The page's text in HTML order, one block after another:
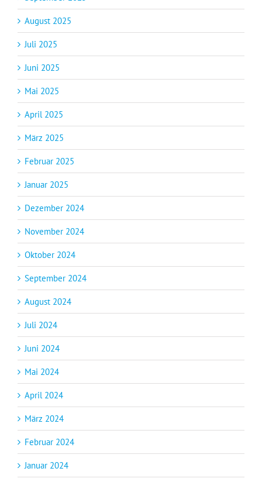
August 2025
Juli 2025
Juni 2025
Mai 2025
April 2025
März 2025
Februar 2025
Januar 2025
Dezember 2024
November 2024
Oktober 2024
September 2024
August 2024
Juli 2024
Juni 2024
Mai 2024
April 2024
März 2024
Februar 2024
Januar 2024